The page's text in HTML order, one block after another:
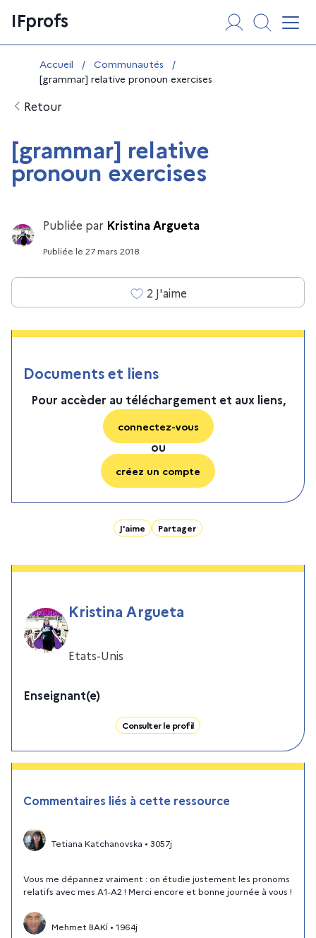
au
contenu
IFprofs
Vous êtes ici :
Accueil / Communautés
/
[grammar] relative pronoun exercises
Retour
[grammar] relative
pronoun exercises
Publiée par Kristina Argueta
Publiée le 27 mars 2018
2 J'aime
Documents et liens
Pour accèder au téléchargement et aux liens,
connectez-vous
ou
créez un compte
J'aime Partager
Kristina Argueta
Etats-Unis
Enseignant(e)
Consulter le profil
Commentaires liés à cette ressource
Tetiana Katchanovska • 3057j
Vous me dépannez vraiment : on étudie justement les pronoms
relatifs avec mes A1-A2 ! Merci encore et bonne journée à vous !
Mehmet BAKİ • 1964j